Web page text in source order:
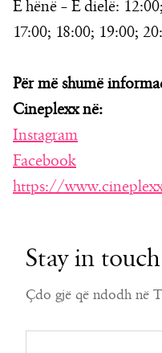
E hënë – E dielë:
17:00; 18:00; 19:00;
Për më shumë
Cineplexx në:
Instagram
Facebook
https://
Stay in touch
Çdo gjë që ndodh në